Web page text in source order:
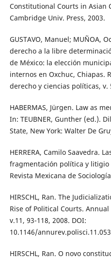
Constitutional Courts in Asian
Cambridge Univ. Press, 2003.
GUSTAVO, Manuel; MUÑOA,
derecho a la libre
de México: la elección
internos en Oxchuc, Chiapas.
derecho y ciencias políticas, v.
HABERMAS, Jürgen. Law as
In: TEUBNER, Gunther (ed.).
State, New York: Walter De
HERRERA, Camilo Saavedra.
fragmentación política y litigio
Revista Mexicana de
HIRSCHL, Ran. The
Rise of Political Courts.
v.11, 93-118, 2008. DOI:
10.1146/
HIRSCHL, Ran. O novo